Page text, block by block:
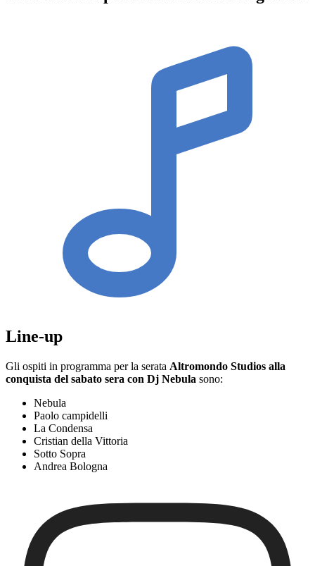
Line-up
Gli ospiti in programma per la serata Altromondo Studios alla
conquista del sabato sera con Dj Nebula sono:
Nebula
Paolo campidelli
La Condensa
Cristian della Vittoria
Sotto Sopra
Andrea Bologna